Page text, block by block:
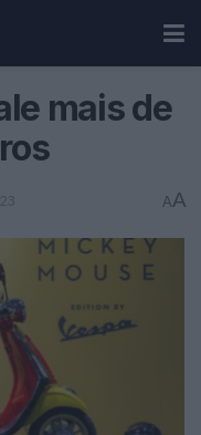
mais de
AA